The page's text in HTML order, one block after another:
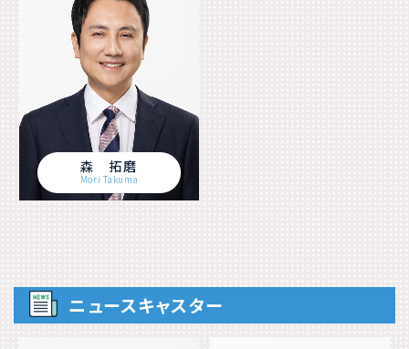
森 拓磨
Mori Takuma
ニュースキャスター